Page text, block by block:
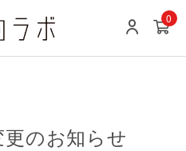
0
更のお知らせ